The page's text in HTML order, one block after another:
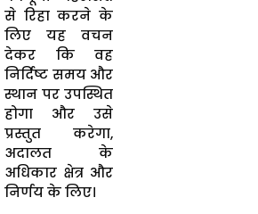
से रिहा करने के
लिए यह वचन
देकर कि वह
निर्दिष्ट समय और
स्थान पर उपस्थित
होगा और उसे
प्रस्तुत करेगा,
अदालत के
अधिकार क्षेत्र और
निर्णय के लिए।